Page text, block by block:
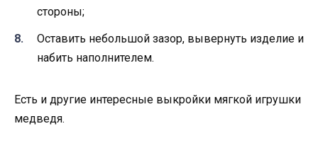
стороны;
Оставить небольшой зазор, вывернуть изделие и
набить наполнителем.
Есть и другие интересные выкройки мягкой игрушки
медведя.